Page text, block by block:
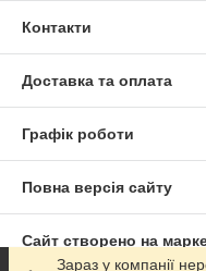
Контакти
Доставка та оплата
Графік роботи
Повна версія сайту
Сайт створено на
Зараз у компанії